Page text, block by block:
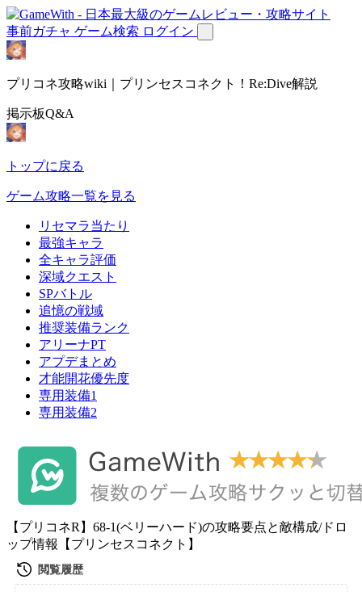
事前ガチャ ゲーム検索 ログイン
プリコネ攻略wiki｜プリンセスコネクト！Re:Dive解説
掲示板Q&A
トップに戻る
ゲーム攻略一覧を見る
リセマラ当たり
最強キャラ
全キャラ評価
深域クエスト
SPバトル
追憶の戦域
推奨装備ランク
アリーナPT
アプデまとめ
才能開花優先度
専用装備1
専用装備2
【プリコネR】68-1(ベリーハード)の攻略要点と敵構成/ドロ
ップ情報【プリンセスコネクト】